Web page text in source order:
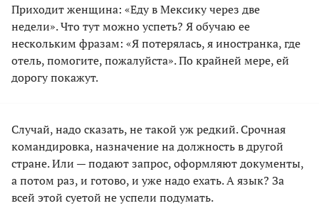
Приходит женщина: «Еду в Мексику через две
недели». Что тут можно успеть? Я обучаю ее
нескольким фразам: «Я потерялась, я иностранка, где
отель, помогите, пожалуйста». По крайней мере, ей
дорогу покажут.
Случай, надо сказать, не такой уж редкий. Срочная
командировка, назначение на должность в другой
стране. Или — подают запрос, оформляют документы,
а потом раз, и готово, и уже надо ехать. А язык? За
всей этой суетой не успели подумать.